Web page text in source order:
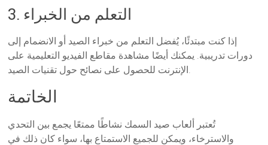
3. التعلم من الخبراء
إذا كنت مبتدئًا، يُفضل التعلم من خبراء الصيد أو الانضمام إلى
دورات تدريبية. يمكنك أيضًا مشاهدة مقاطع الفيديو التعليمية على
الإنترنت للحصول على نصائح حول تقنيات الصيد.
الخاتمة
تُعتبر ألعاب صيد السمك نشاطًا ممتعًا يجمع بين التحدي
والاسترخاء، ويمكن للجميع الاستمتاع بها، سواء كان ذلك في